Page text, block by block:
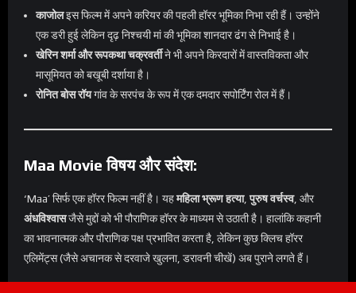
काजोलइस फिल्म में अपने करियर की पहली हॉरर भूमिका निभा रही हैं। उन्होंने
एक डरी हुई लेकिन दृढ़ निश्चयी मां की भूमिका शानदार ढंग से निभाई है।
खेरिन शर्मा और रूपकथा चक्रवर्तीने भी अपने किरदारों में वास्तविकता और
मासूमियत को बखूबी दर्शाया है।
रोनित बोस रॉयगांव के सरपंच के रूप में एक दमदार सपोर्टिंग रोल में हैं।
Maa Movie विषय और संदेश:
‘Maa’ सिर्फ एक हॉरर फिल्म नहीं है। यहमहिला भ्रूण हत्या,पुरुष वर्चस्व, और
अंधविश्वासजैसे मुद्दों को भी पौराणिक हॉरर के माध्यम से उठाती है। हालांकि कहानी
का भावनात्मक और पौराणिक पक्ष प्रभावित करता है, लेकिन कुछ क्लिच हॉरर
एलिमेंट्स (जैसे अचानक से दरवाजे खुलना, डरावनी चीखें) अब पुराने लगते हैं।